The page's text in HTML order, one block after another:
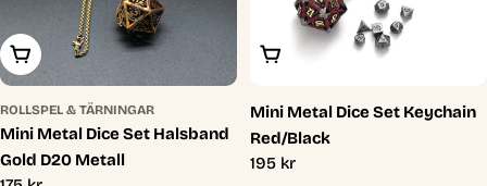
Lägg I Varukorg
ROLLSPEL & TÄRNINGAR
Mini Metal Dice Set Halsband
Gold D20 Metall
Lägg I Varukorg
Mini Metal Dice Set Keychain
Red/Black
Ordinarie
195 kr